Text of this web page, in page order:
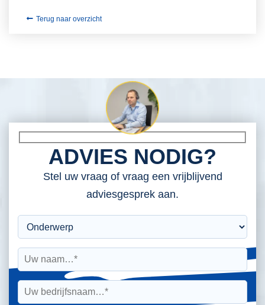
Terug naar overzicht
ADVIES NODIG?
Stel uw vraag of vraag een vrijblijvend
adviesgesprek aan.